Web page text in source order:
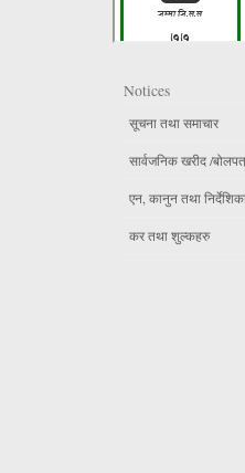
Notices
सूचना तथा समाचार
सार्वजनिक खरीद /
एन, कानुन तथा
कर तथा शुल्कहरु